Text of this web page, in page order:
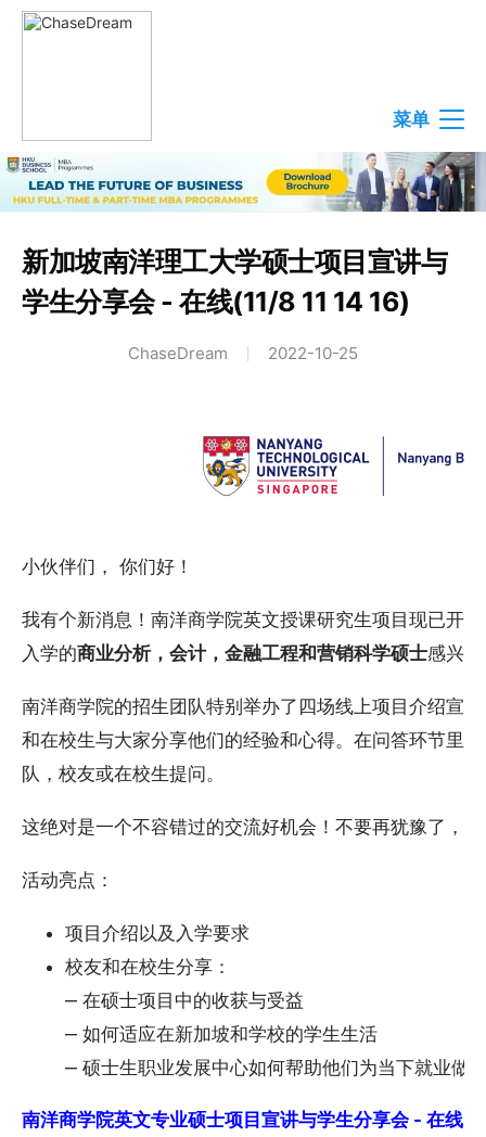
菜单
新加坡南洋理工大学硕士项目宣讲与
学生分享会 - 在线(11/8 11 14 16)
ChaseDream 2022-10-25
小伙伴们， 你们好！
我有个新消息！南洋商学院英文授课研究生项目现已开
入学的商业分析，会计，金融工程和营销科学硕士感兴
南洋商学院的招生团队特别举办了四场线上项目介绍宣
和在校生与大家分享他们的经验和心得。在问答环节里
队，校友或在校生提问。
这绝对是一个不容错过的交流好机会！不要再犹豫了，
活动亮点：
项目介绍以及入学要求
校友和在校生分享：
‒ 在硕士项目中的收获与受益
‒ 如何适应在新加坡和学校的学生生活
‒ 硕士生职业发展中心如何帮助他们为当下就业做
南洋商学院英文专业硕士项目宣讲与学生分享会 - 在线